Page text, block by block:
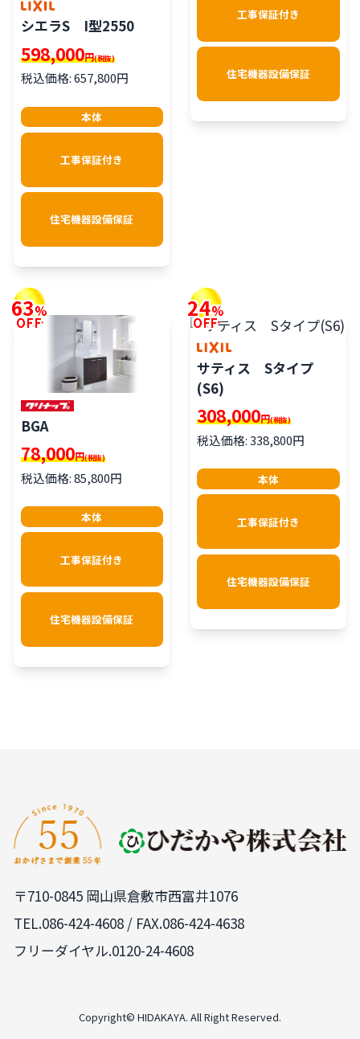
シエラS I型2550
598,000円(税抜)
税込価格: 657,800円
本体
工事保証付き
住宅機器設備保証
工事保証付き
住宅機器設備保証
63%
OFF
BGA
78,000円(税抜)
税込価格: 85,800円
本体
工事保証付き
住宅機器設備保証
24%
OFF
サティス Sタイプ
(S6)
308,000円(税抜)
税込価格: 338,800円
本体
工事保証付き
住宅機器設備保証
〒710-0845 岡山県倉敷市西富井1076
TEL.086-424-4608 / FAX.086-424-4638
フリーダイヤル.0120-24-4608
Copyright© HIDAKAYA. All Right Reserved.